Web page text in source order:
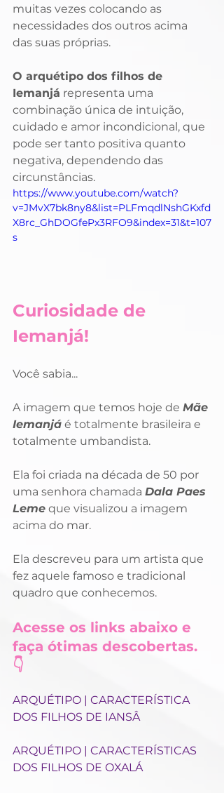
muitas vezes colocando as
necessidades dos outros acima
das suas próprias.
O arquétipo dos filhos de
Iemanjá representa uma
combinação única de intuição,
cuidado e amor incondicional, que
pode ser tanto positiva quanto
negativa, dependendo das
circunstâncias.
https://www.youtube.com/watch?
v=JMvX7bk8ny8&list=PLFmqdlNshGKxfd
X8rc_GhDOGfePx3RFO9&index=31&t=107
s
Curiosidade de
Iemanjá!
Você sabia...
A imagem que temos hoje de Mãe
Iemanjá é totalmente brasileira e
totalmente umbandista.
Ela foi criada na década de 50 por
uma senhora chamada Dala Paes
Leme que visualizou a imagem
acima do mar.
Ela descreveu para um artista que
fez aquele famoso e tradicional
quadro que conhecemos.
Acesse os links abaixo e
faça ótimas descobertas.
👇
ARQUÉTIPO | CARACTERÍSTICA
DOS FILHOS DE IANSÂ
ARQUÉTIPO | CARACTERÍSTICAS
DOS FILHOS DE OXALÁ